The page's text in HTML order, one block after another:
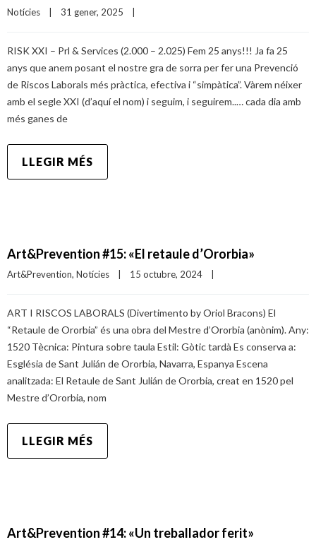
Notícies 31 gener, 2025
RISK XXI – Prl & Services (2.000 – 2.025) Fem 25 anys!!! Ja fa 25
anys que anem posant el nostre gra de sorra per fer una Prevenció
de Riscos Laborals més pràctica, efectiva i “simpàtica”. Vàrem néixer
amb el segle XXI (d’aquí el nom) i seguim, i seguirem..… cada dia amb
més ganes de
LLEGIR MÉS
Art&Prevention #15: «El retaule d’Ororbia»
Art&Prevention, Notícies 15 octubre, 2024
ART I RISCOS LABORALS (Divertimento by Oriol Bracons) El
“Retaule de Ororbia” és una obra del Mestre d’Ororbia (anònim). Any:
1520 Tècnica: Pintura sobre taula Estil: Gòtic tardà Es conserva a:
Església de Sant Julián de Ororbia, Navarra, Espanya Escena
analitzada: El Retaule de Sant Julián de Ororbia, creat en 1520 pel
Mestre d’Ororbia, nom
LLEGIR MÉS
Art&Prevention #14: «Un treballador ferit»